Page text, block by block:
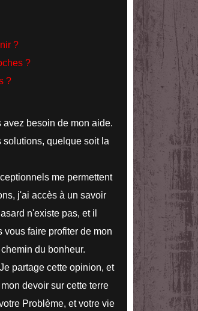
?
?
?
besoin de mon aide.
solutions, quelque soit la
me permettent
j'ai accès à un savoir
n'existe pas, et il
faire profiter de mon
du bonheur.
partage cette opinion, et
devoir sur cette terre
Problème, et votre vie